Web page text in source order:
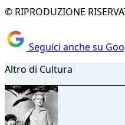
© RIPRODUZIONE
Seguici anche su
Altro di Cultura